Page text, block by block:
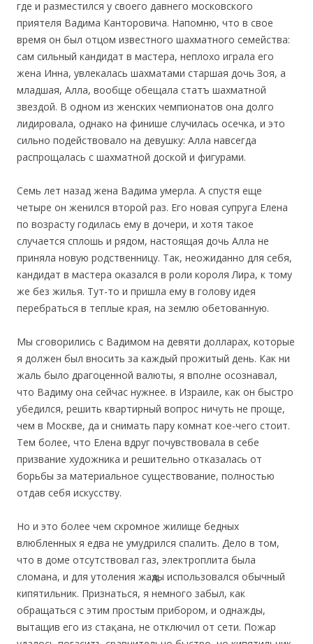
где и разместился у своего давнего московского
приятеля Вадима Канторовича. Напомню, что в свое
время он был отцом известного шахматного семейства:
сам сильный кандидат в мастера, неплохо играла его
жена Инна, увлекалась шахматами старшая дочь Зоя, а
младшая, Алла, вообще обещала статъ шахматной
звездой. В одном из женских чемпионатов она долго
лидировала, однако на финише случилась осечка, и это
сильно подействовало на девушку: Алла навсегда
распрощалась с шахматной доской и фигурами.
Семь лет назад жена Вадима умерла. А спустя еще
четыре он женился второй раз. Его новая супруга Елена
по возрасту годилась ему в дочери, и хотя такое
случается сплошь и рядом, настоящая дочь Алла не
приняла новую родственницу. Так, неожиданно для себя,
кандидат в мастера оказался в роли короля Лира, к тому
же без жилья. Тут-то и пришла ему в голову идея
перебраться в теплые края, на землю обетованную.
Мы сговорились с Вадимом на девяти долларах, которые
я должен был вносить за каждый прожитый день. Как ни
жаль было драгоценной валюты, я вполне осознавал,
что Вадиму она сейчас нужнее. в Израиле, как он быстро
убедился, решить квартирный вопрос ничуть не проще,
чем в Москве, да и снимать пару комнат кое-чего стоит.
Тем более, что Елена вдруг почувствовала в себе
призвание художника и решительно отказалась от
борьбы за материальное существование, полностью
отдав себя искусству.
Но и это более чем скромное жилище бедных
влюбленных я едва не умудрился спалить. Дело в том,
что в доме отсутствовал газ, электроплита была
сломана, и для утоления жаҗды использовался обычный
кипятильник. Признаться, я немного забыл, как
обращаться с этим простым прибором, и однажды,
вытащив его из стақана, не отключил от сети. Пожар